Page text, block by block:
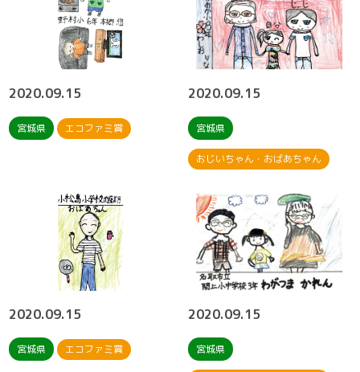
2020.09.15
宮城県 エコファミ賞
2020.09.15
宮城県
おじいちゃん・おばあちゃん
2020.09.15
宮城県 エコファミ賞
2020.09.15
宮城県